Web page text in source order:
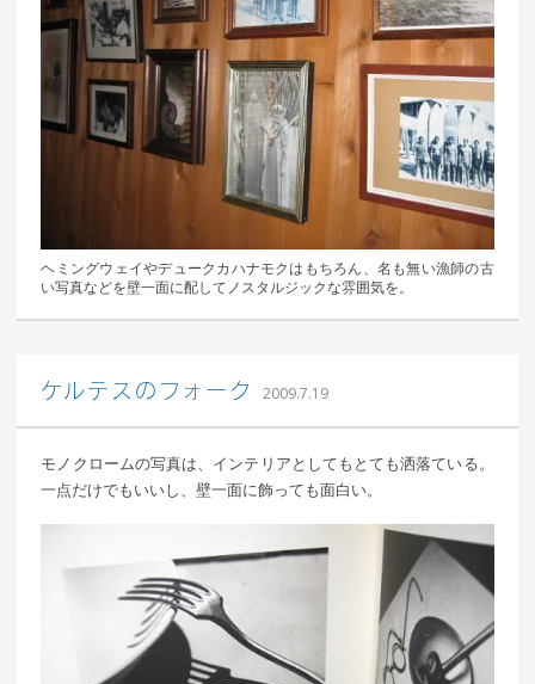
ヘミングウェイやデュークカハナモクはもちろん、名も無い漁師の古
い写真などを壁一面に配してノスタルジックな雰囲気を。
ケルテスのフォーク 2009.7.19｜ 更新日：
込山 敏郎
モノクロームの写真は、インテリアとしてもとても洒落ている。
一点だけでもいいし、壁一面に飾っても面白い。